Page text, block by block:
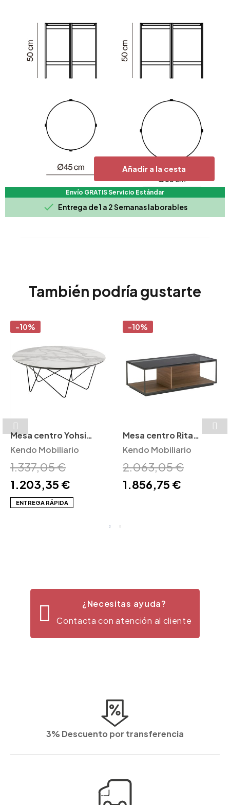
Añadir a la cesta
Envío GRATIS Servicio Estándar
 Entrega de 1 a 2 Semanas laborables
También podría gustarte
-10%
Mesa centro Yohsi
Kendo
Kendo Mobiliario
1.337,05 €
1.203,35 €
ENTREGA RÁPIDA
-10%
Mesa centro Rita
Kendo
Kendo Mobiliario
2.063,05 €
1.856,75 €
¿Necesitas ayuda?
Contacta con atención al cliente
3% Descuento por transferencia